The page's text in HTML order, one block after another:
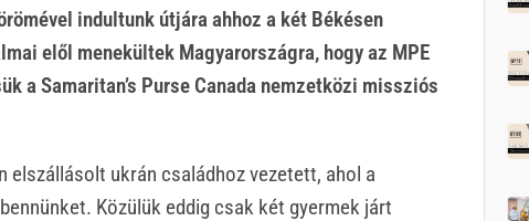
indultunk útjára ahhoz a két Békésen
elől menekültek Magyarországra, hogy az MPE
a Samaritan’s Purse Canada nemzetközi missziós
elszállásolt ukrán családhoz vezetett, ahol a
Közülük eddig csak két gyermek járt